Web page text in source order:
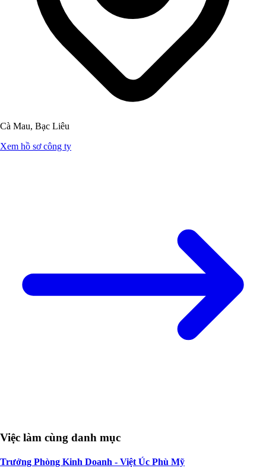
Cà Mau, Bạc Liêu
Xem hồ sơ công ty
Việc làm cùng danh mục
Trưởng Phòng Kinh Doanh - Việt Úc Phù Mỹ